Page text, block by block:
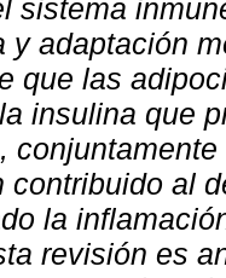
sistema
y adaptación
que las
insulina que
contribuido al
la
revisión es